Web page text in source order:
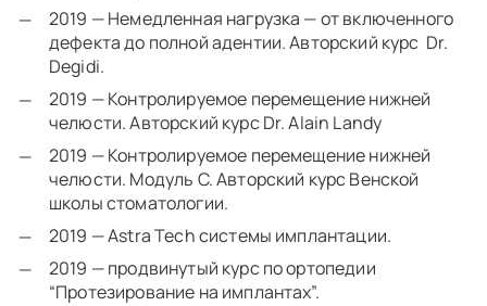
2019 — Немедленная нагрузка — от включенного
дефекта до полной адентии. Авторский курс Dr.
Degidi.
2019 — Контролируемое перемещение нижней
челюсти. Авторский курс Dr. Alain Landy
2019 — Контролируемое перемещение нижней
челюсти. Модуль С. Авторский курс Венской
школы стоматологии.
2019 — Astra Tech системы имплантации.
2019 — продвинутый курс по ортопедии
“Протезирование на имплантах”.